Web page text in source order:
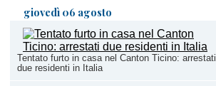
giovedì 06 agosto
Tentato furto in casa nel Canton Ticino: arrestati
due residenti in Italia